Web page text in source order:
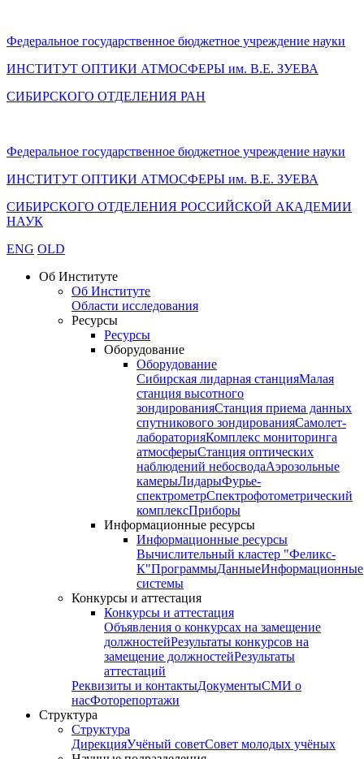
Федеральное государственное бюджетное учреждение науки
ИНСТИТУТ ОПТИКИ АТМОСФЕРЫ им. В.Е. ЗУЕВА
СИБИРСКОГО ОТДЕЛЕНИЯ РАН
Федеральное государственное бюджетное учреждение науки
ИНСТИТУТ ОПТИКИ АТМОСФЕРЫ им. В.Е. ЗУЕВА
СИБИРСКОГО ОТДЕЛЕНИЯ РОССИЙСКОЙ АКАДЕМИИ
НАУК
ENG OLD
Об Институте
Об Институте
Области исследования
Ресурсы
Ресурсы
Оборудование
Оборудование
Сибирская лидарная станцияМалая
станция высотного
зондированияСтанция приема данных
спутникового зондированияСамолет-
лабораторияКомплекс мониторинга
атмосферыСтанция оптических
наблюдений небосводаАэрозольные
камерыЛидарыФурье-
спектрометрСпектрофотометрический
комплексПриборы
Информационные ресурсы
Информационные ресурсы
Вычислительный кластер "Феликс-
К"ПрограммыДанныеИнформационные
системы
Конкурсы и аттестация
Конкурсы и аттестация
Объявления о конкурсах на замещение
должностейРезультаты конкурсов на
замещение должностейРезультаты
аттестаций
Реквизиты и контактыДокументыСМИ о
насФоторепортажи
Структура
Структура
ДирекцияУчёный советСовет молодых учёных